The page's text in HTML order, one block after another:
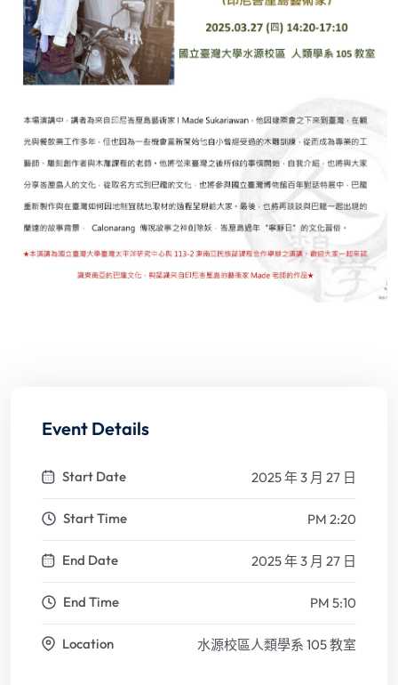
Event Details
Start Date 2025 年 3 月 27 日
Start Time PM 2:20
End Date 2025 年 3 月 27 日
End Time PM 5:10
Location 水源校區人類學系 105 教室